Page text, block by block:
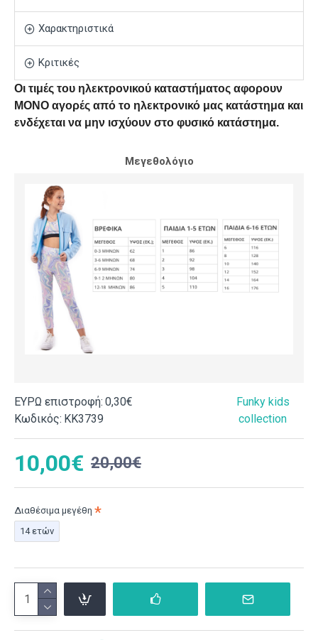
Χαρακτηριστικά
Κριτικές
Οι τιμές του ηλεκτρονικού καταστήματος αφορουν
ΜΟΝΟ αγορές από το ηλεκτρονικό μας κατάστημα και
ενδέχεται να μην ισχύουν στο φυσικό κατάστημα.
Μεγεθολόγιο
ΕΥΡΩ επιστροφή: 0,30€
Κωδικός: ΚΚ3739
Funky kids
collection
10,00€ 20,00€
Διαθέσιμα μεγέθη
14 ετών